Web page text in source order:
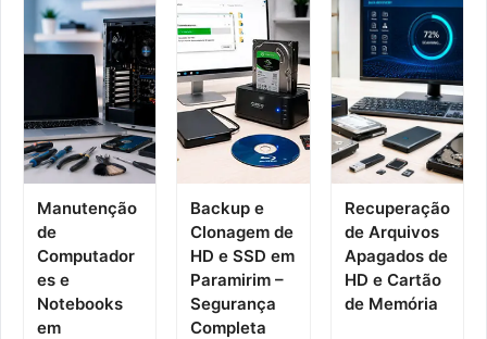
Manutenção
de
Computador
es e
Notebooks
em
Backup e
Clonagem de
HD e SSD em
Paramirim –
Segurança
Completa
Recuperação
de Arquivos
Apagados de
HD e Cartão
de Memória